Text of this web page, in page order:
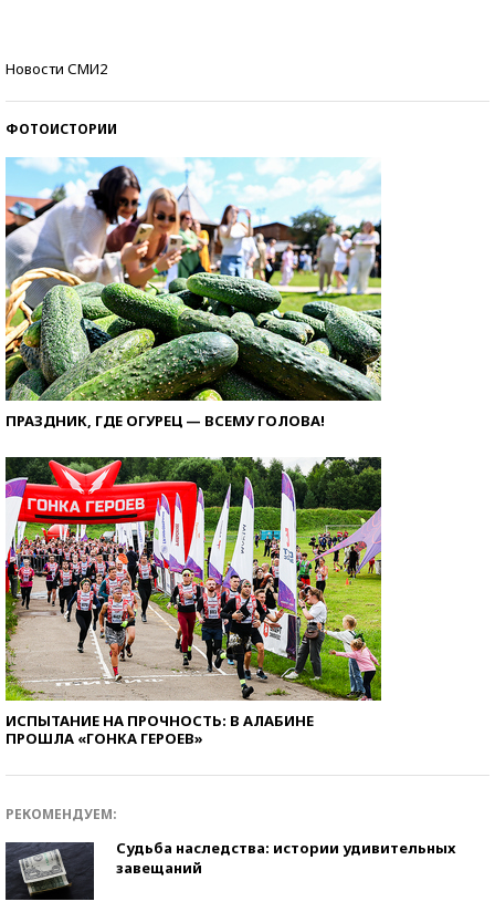
Новости СМИ2
ФОТОИСТОРИИ
ПРАЗДНИК, ГДЕ ОГУРЕЦ — ВСЕМУ ГОЛОВА!
ИСПЫТАНИЕ НА ПРОЧНОСТЬ: В АЛАБИНЕ
ПРОШЛА «ГОНКА ГЕРОЕВ»
РЕКОМЕНДУЕМ:
Судьба наследства: истории удивительных
завещаний